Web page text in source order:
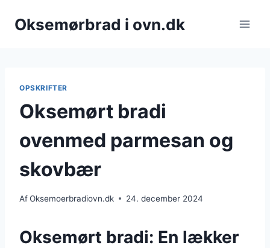
Oksemørbrad i ovn.dk
OPSKRIFTER
Oksemørt bradi
ovenmed parmesan og
skovbær
AfOksemoerbradiovn.dk 24. december 2024
Oksemørt bradi: En lækker